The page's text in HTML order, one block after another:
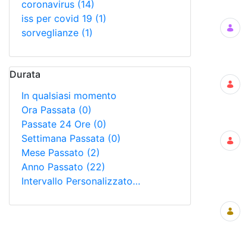
coronavirus (14)
iss per covid 19 (1)
sorveglianze (1)
Durata
In qualsiasi momento
Ora Passata (0)
Passate 24 Ore (0)
Settimana Passata (0)
Mese Passato (2)
Anno Passato (22)
Intervallo Personalizzato…